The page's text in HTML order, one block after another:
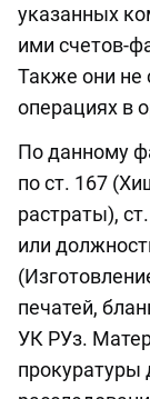
указанных
ими счетов-
Также они не
операциях в
По данному
по ст. 167
растраты),
или
печатей,
УК РУз.
прокуратуры